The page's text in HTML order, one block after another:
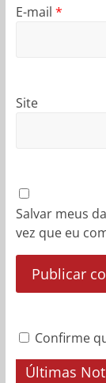
E-mail *
Site
Salvar meus
vez que eu
Confirme
Últimas